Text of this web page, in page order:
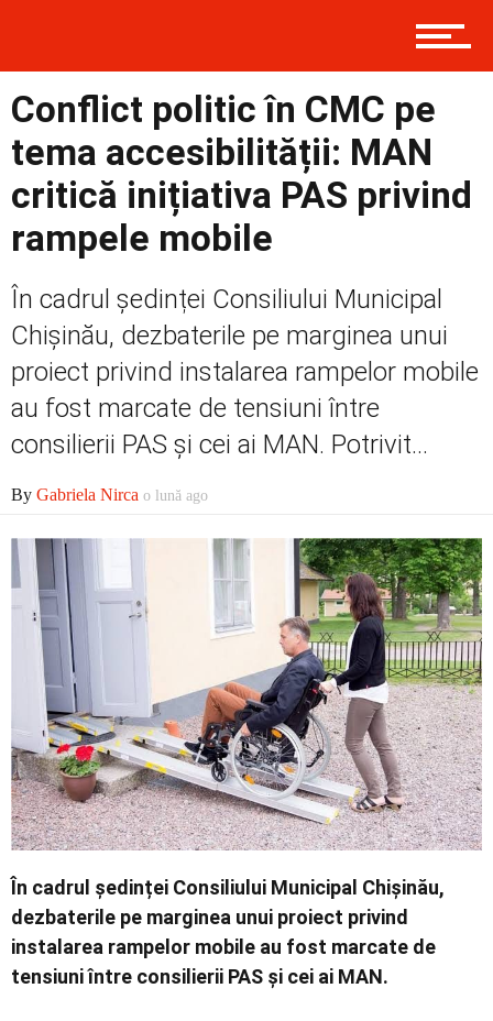
Prima
Externe
Social
Economic
Contact
Conflict politic în CMC pe
tema accesibilității: MAN
critică inițiativa PAS privind
rampele mobile
În cadrul ședinței Consiliului Municipal
Chișinău, dezbaterile pe marginea unui
proiect privind instalarea rampelor mobile
au fost marcate de tensiuni între
consilierii PAS și cei ai MAN. Potrivit...
By Gabriela Nirca o lună ago
În cadrul ședinței Consiliului Municipal Chișinău,
dezbaterile pe marginea unui proiect privind
instalarea rampelor mobile au fost marcate de
tensiuni între consilierii PAS și cei ai MAN.